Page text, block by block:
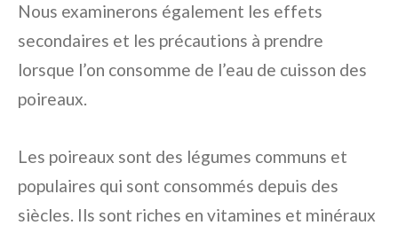
Nous examinerons également les effets
secondaires et les précautions à prendre
lorsque l’on consomme de l’eau de cuisson des
poireaux.
Les poireaux sont des légumes communs et
populaires qui sont consommés depuis des
siècles. Ils sont riches en vitamines et minéraux